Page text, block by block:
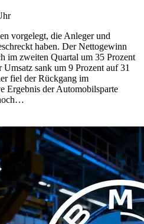
vorgelegt, die Anleger und
haben. Der Nettogewinn
im zweiten Quartal um 35 Prozent
sank um 9 Prozent auf 31
fiel der Rückgang im
Ergebnis der Automobilsparte